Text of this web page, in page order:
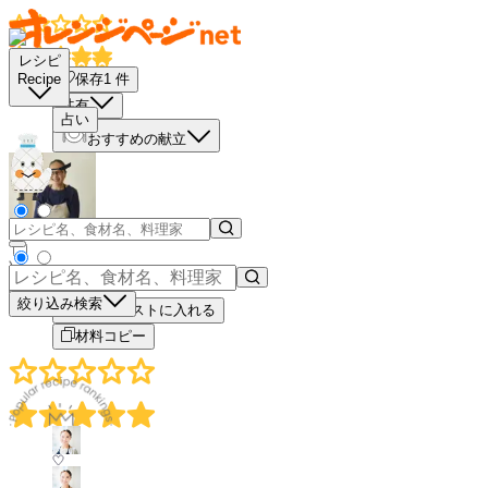
レシピ
Recipe
占い
絞り込み検索
保存1 件
共有
おすすめの献立
－
＋
買い物リストに入れる
材料コピー